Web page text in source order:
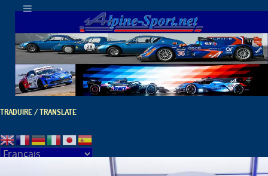
TRADUIRE / TRANSLATE